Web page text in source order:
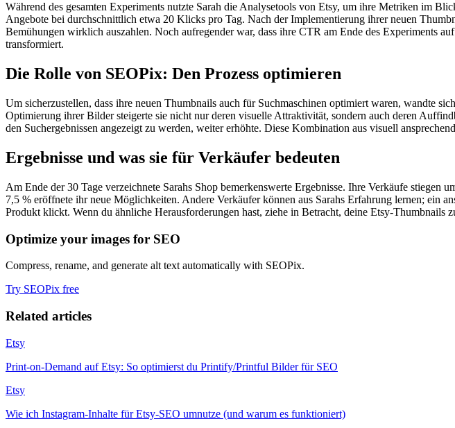
Während des gesamten Experiments nutzte Sarah die Analysetools von Etsy, um ihre Metriken im
Angebote bei durchschnittlich etwa 20 Klicks pro Tag. Nach der Implementierung ihrer neuen
Bemühungen wirklich auszahlen. Noch aufregender war, dass ihre CTR am Ende des Experiments
transformiert.
Die Rolle von SEOPix: Den Prozess optimieren
Um sicherzustellen, dass ihre neuen Thumbnails auch für Suchmaschinen optimiert waren, wandte
Optimierung ihrer Bilder steigerte sie nicht nur deren visuelle Attraktivität, sondern auch deren
den Suchergebnissen angezeigt zu werden, weiter erhöhte. Diese Kombination aus visuell
Ergebnisse und was sie für Verkäufer bedeuten
Am Ende der 30 Tage verzeichnete Sarahs Shop bemerkenswerte Ergebnisse. Ihre Verkäufe
7,5 % eröffnete ihr neue Möglichkeiten. Andere Verkäufer können aus Sarahs Erfahrung lernen; ein
Produkt klickt. Wenn du ähnliche Herausforderungen hast, ziehe in Betracht, deine Etsy-Thumbnails
Optimize your images for SEO
Compress, rename, and generate alt text automatically with SEOPix.
Try SEOPix free
Related articles
Etsy
Print-on-Demand auf Etsy: So optimierst du Printify/Printful Bilder für SEO
Etsy
Wie ich Instagram-Inhalte für Etsy-SEO umnutze (und warum es funktioniert)